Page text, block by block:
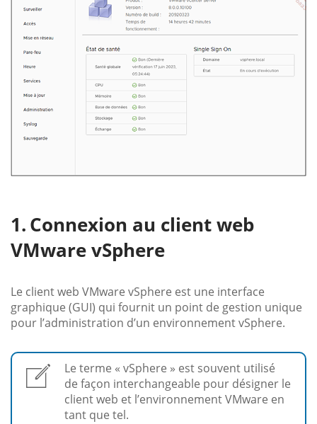
Connexion au client web
VMware vSphere
Le client web VMware vSphere est une interface
graphique (GUI) qui fournit un point de gestion unique
pour l’administration d’un environnement vSphere.
Le terme « vSphere » est souvent utilisé
de façon interchangeable pour désigner le
client web et l’environnement VMware en
tant que tel.